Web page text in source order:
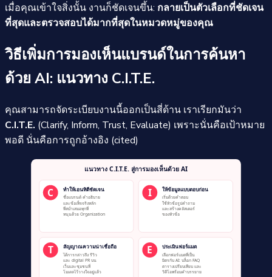
เมื่อคุณเข้าใจสิ่งนั้น งานก็ชัดเจนขึ้น: กลายเป็นตัวเลือกที่ชัดเจน
ที่สุดและตรวจสอบได้มากที่สุดในหมวดหมู่ของคุณ
วิธีเพิ่มการมองเห็นแบรนด์ในการค้นหา
ด้วย AI: แนวทาง C.I.T.E.
คุณสามารถจัดระเบียบงานนี้ออกเป็นสี่ด้าน เราเรียกมันว่า
C.I.T.E. (Clarify, Inform, Trust, Evaluate) เพราะนั่นคือเป้าหมาย
พอดี นั่นคือการถูกอ้างอิง (cited)